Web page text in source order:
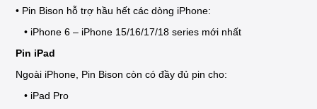
• Pin Bison hỗ trợ hầu hết các dòng iPhone:
• iPhone 6 – iPhone 15/16/17/18 series mới nhất
Pin iPad
Ngoài iPhone, Pin Bison còn có đầy đủ pin cho:
• iPad Pro